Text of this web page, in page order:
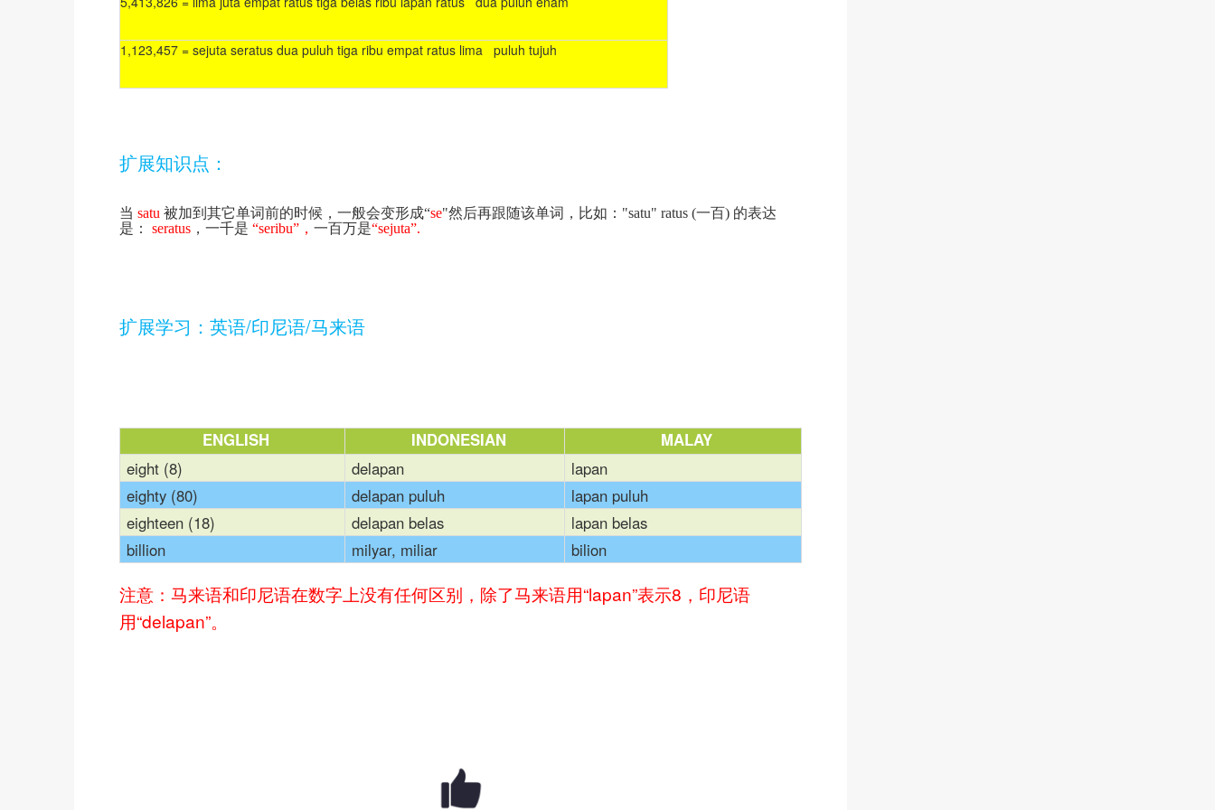
1,123,457 = sejuta seratus dua puluh tiga ribu empat ratus lima puluh tujuh
扩展知识点：
当 satu 被加到其它单词前的时候，一般会变形成“se"然后再跟随该单词，比如："satu" ratus (一百) 的表达
是： seratus ， 一千是 “seribu”， 一百万是“sejuta”.
扩展学习：英语/印尼语/马来语
ENGLISH INDONESIAN
MALAY
eight (8)
delapan
lapan
eighty (80)
delapan puluh
lapan puluh
eighteen (18)
delapan belas
lapan belas
billion
milyar, miliar bilion
注意：马来语和印尼语在数字上没有任何区别，除了马来语用“lapan”表示8，印尼语
用“delapan”。